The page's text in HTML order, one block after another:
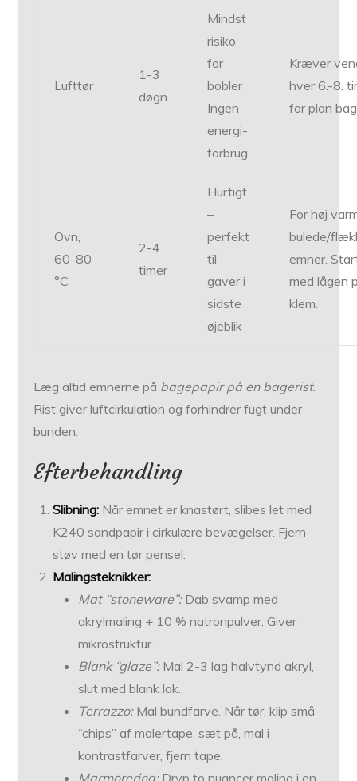
Lufttør
1-3
døgn
Mindst
risiko
for
bobler
Ingen
energi-
forbrug
Kræver
hver 6.-8.
for plan
Ovn,
60-80
°C
2-4
timer
Hurtigt
–
perfekt
til
gaver i
sidste
øjeblik
For høj
bulede/
emner.
med lågen
klem.
Læg altid emnerne på bagepapir på en bagerist.
Rist giver luftcirkulation og forhindrer fugt under
bunden.
Efterbehandling
Slibning: Når emnet er knastørt, slibes let med
K240 sandpapir i cirkulære bevægelser. Fjern
støv med en tør pensel.
Malingsteknikker:
Mat “stoneware”:Dab svamp med
akrylmaling + 10 % natronpulver. Giver
mikrostruktur.
Blank “glaze”:Mal 2-3 lag halvtynd akryl,
slut med blank lak.
Terrazzo:Mal bundfarve. Når tør, klip små
“chips” af malertape, sæt på, mal i
kontrastfarver, fjern tape.